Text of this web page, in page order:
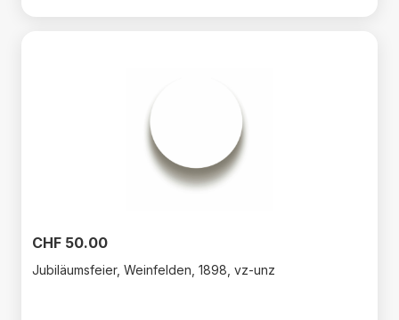
CHF 50.00
Jubiläumsfeier, Weinfelden, 1898, vz-unz